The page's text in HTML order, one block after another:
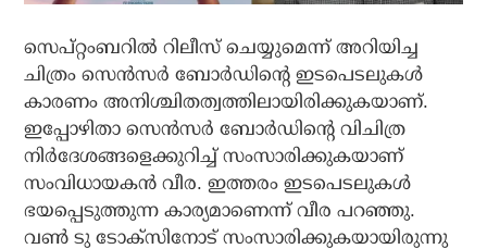
സെപ്റ്റംബറില്‍ റിലീസ് ചെയ്യുമെന്ന് അറിയിച്ച
ചിത്രം സെന്‍സര്‍ ബോര്‍ഡിന്റെ ഇടപെടലുകള്‍
കാരണം അനിശ്ചിതത്വത്തിലായിരിക്കുകയാണ്.
ഇപ്പോഴിതാ സെന്‍സര്‍ ബോര്‍ഡിന്റെ വിചിത്ര
നിര്‍ദേശങ്ങളെക്കുറിച്ച് സംസാരിക്കുകയാണ്
സംവിധായകന്‍ വീര. ഇത്തരം ഇടപെടലുകള്‍
ഭയപ്പെടുത്തുന്ന കാര്യമാണെന്ന് വീര പറഞ്ഞു.
വണ്‍ ടു ടോക്‌സിനോട് സംസാരിക്കുകയായിരുന്നു